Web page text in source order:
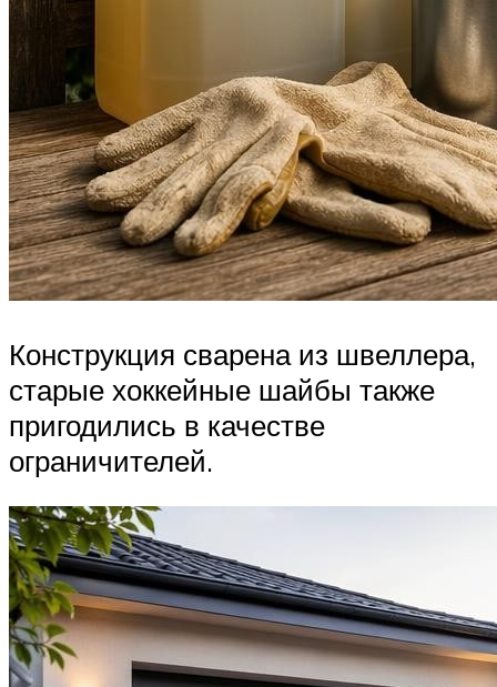
Конструкция сварена из швеллера,
старые хоккейные шайбы также
пригодились в качестве
ограничителей.